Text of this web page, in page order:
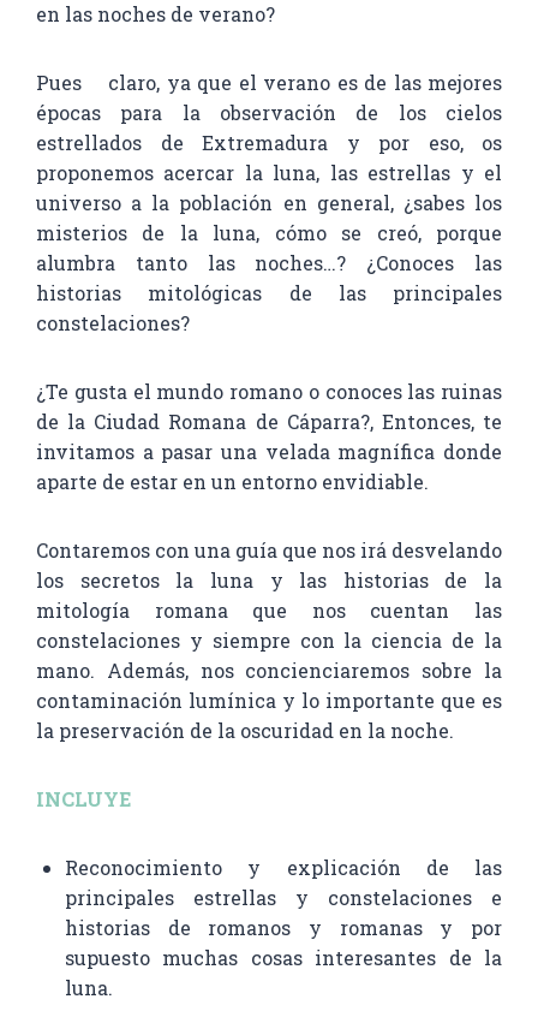
en las noches de verano?
Pues claro, ya que el verano es de las mejores
épocas para la observación de los cielos
estrellados de Extremadura y por eso, os
proponemos acercar la luna, las estrellas y el
universo a la población en general, ¿sabes los
misterios de la luna, cómo se creó, porque
alumbra tanto las noches…? ¿Conoces las
historias mitológicas de las principales
constelaciones?
¿Te gusta el mundo romano o conoces las ruinas
de la Ciudad Romana de Cáparra?, Entonces, te
invitamos a pasar una velada magnífica donde
aparte de estar en un entorno envidiable.
Contaremos con una guía que nos irá desvelando
los secretos la luna y las historias de la
mitología romana que nos cuentan las
constelaciones y siempre con la ciencia de la
mano. Además, nos concienciaremos sobre la
contaminación lumínica y lo importante que es
la preservación de la oscuridad en la noche.
INCLUYE
Reconocimiento y explicación de las
principales estrellas y constelaciones e
historias de romanos y romanas y por
supuesto muchas cosas interesantes de la
luna.